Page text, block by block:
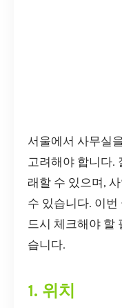
서울에서 사무실
고려해야 합니다.
래할 수 있으며,
수 있습니다. 이번
드시 체크해야 할
습니다.
1. 위치